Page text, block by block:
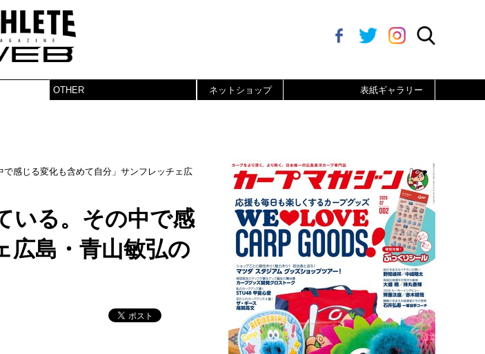
OTHER ネットショップ 表紙ギャラリー
で感じる変化も含めて自分」サンフレッチェ広
いる。その中で感
広島・青山敏弘の